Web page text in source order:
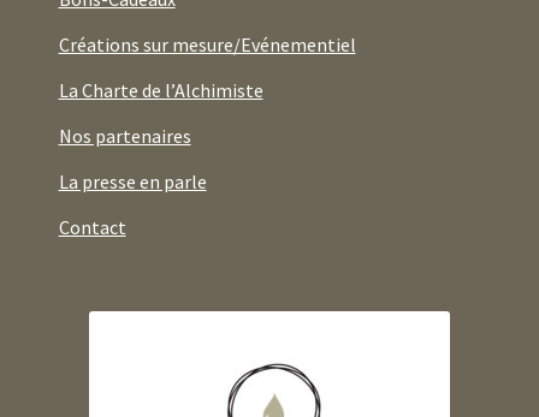
Créations sur mesure/Evénementiel
La Charte de l’Alchimiste
Nos partenaires
La presse en parle
Contact